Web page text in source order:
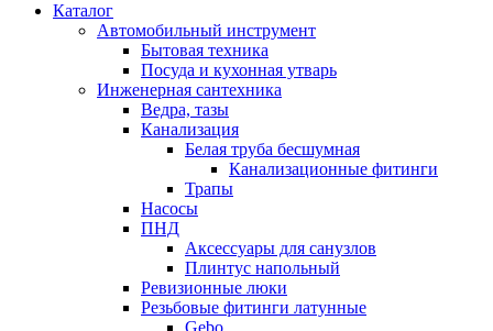
Каталог
Автомобильный инструмент
Бытовая техника
Посуда и кухонная утварь
Инженерная сантехника
Ведра, тазы
Канализация
Белая труба бесшумная
Канализационные фитинги
Трапы
Насосы
ПНД
Аксессуары для санузлов
Плинтус напольный
Ревизионные люки
Резьбовые фитинги латунные
Gebo